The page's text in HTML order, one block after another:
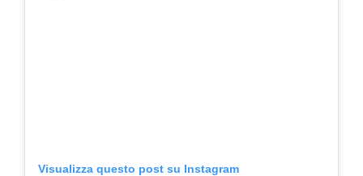
Visualizza questo post su Instagram